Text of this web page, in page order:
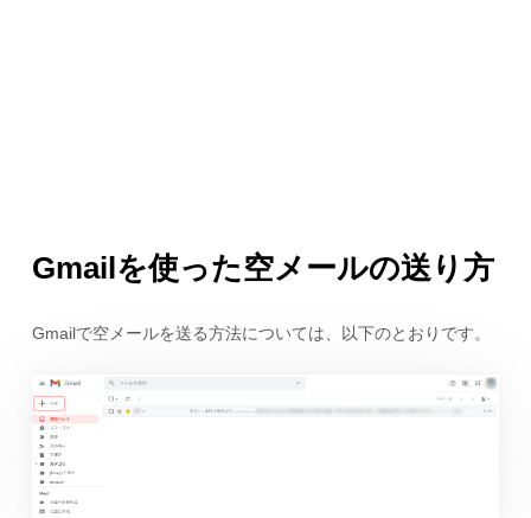
Gmailを使った空メールの送り方
Gmailで空メールを送る方法については、以下のとおりです。